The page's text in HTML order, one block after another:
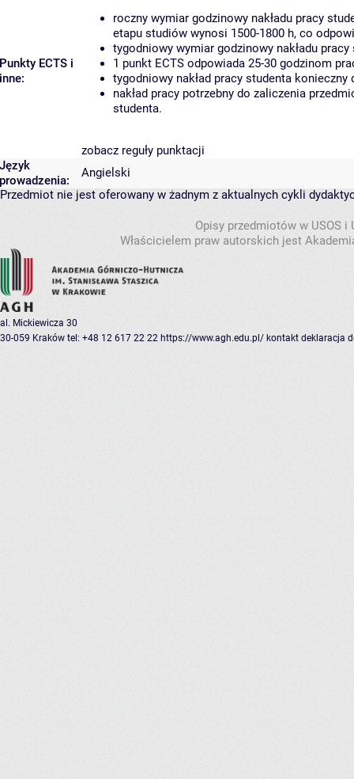
Punkty ECTS i
inne:
roczny wymiar godzinowy nakładu pracy
etapu studiów wynosi 1500-1800 h, co
tygodniowy wymiar godzinowy nakładu
1 punkt ECTS odpowiada 25-30 godzinom
tygodniowy nakład pracy studenta
nakład pracy potrzebny do zaliczenia
studenta.
zobacz reguły punktacji
Język
prowadzenia:
Angielski
Przedmiot nie jest oferowany w żadnym z aktualnych cykli
Opisy przedmiotów w USOS
Właścicielem praw autorskich jest
al. Mickiewicza 30
30-059 Kraków tel: +48 12 617 22 22 https://www.agh.edu.pl/ kontakt deklaracja